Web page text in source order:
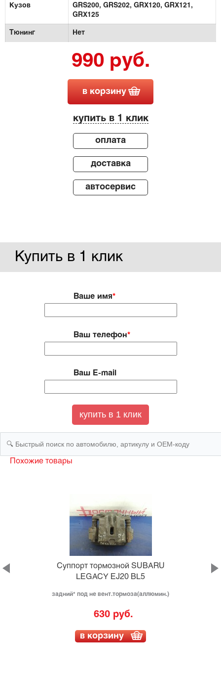
Кузов
GRS200, GRS202, GRX120, GRX121,
GRX125
Тюнинг Нет
990 руб.
в корзину
купить в 1 клик
оплата
доставка
автосервис
Купить в 1 клик
Ваше имя*
Ваш телефон*
Ваш E-mail
Похожие товары
Суппорт тормозной SUBARU
LEGACY EJ20 BL5
задний* под не вент.тормоза(аллюмин.)
630 руб.
в корзину